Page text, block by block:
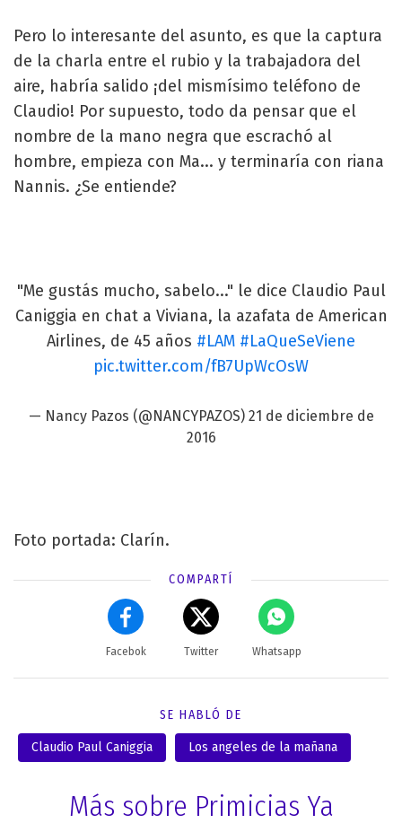
Pero lo interesante del asunto, es que la captura
de la charla entre el rubio y la trabajadora del
aire, habría salido ¡del mismísimo teléfono de
Claudio! Por supuesto, todo da pensar que el
nombre de la mano negra que escrachó al
hombre, empieza con Ma... y terminaría con riana
Nannis. ¿Se entiende?
"Me gustás mucho, sabelo..." le dice Claudio Paul
Caniggia en chat a Viviana, la azafata de American
Airlines, de 45 años #LAM #LaQueSeViene
pic.twitter.com/fB7UpWcOsW
— Nancy Pazos (@NANCYPAZOS) 21 de diciembre de
2016
Foto portada: Clarín.
COMPARTÍ
Facebok Twitter Whatsapp
SE HABLÓ DE
Claudio Paul Caniggia Los angeles de la mañana
Más sobre Primicias Ya